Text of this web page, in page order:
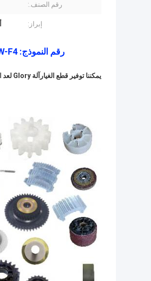
رقم الصنف.:
إبراز:
رقم النموذج: USF-52C GFS100 GFS120 GFS220 GFB-800 USF-200 UW500 UW-F4
يمكننا توفير قطع الغيار آلة Glory لعد النقود و آلة فرز النقود